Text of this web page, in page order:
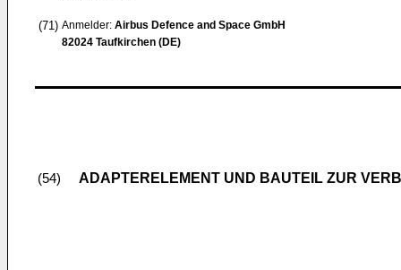
(71) Anmelder: Airbus Defence and Space GmbH
82024 Taufkirchen (DE)
(54) ADAPTERELEMENT UND BAUTEIL ZUR